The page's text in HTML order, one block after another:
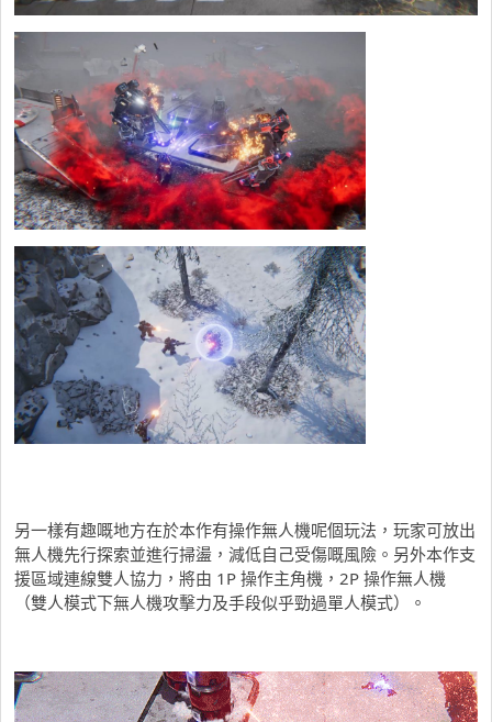
另一樣有趣嘅地方在於本作有操作無人機呢個玩法，玩家可放出
無人機先行探索並進行掃盪，減低自己受傷嘅風險。另外本作支
援區域連線雙人協力，將由 1P 操作主角機，2P 操作無人機
（雙人模式下無人機攻擊力及手段似乎勁過單人模式）。